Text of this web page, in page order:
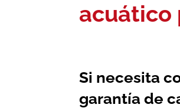
acuático
Si necesita
garantía de